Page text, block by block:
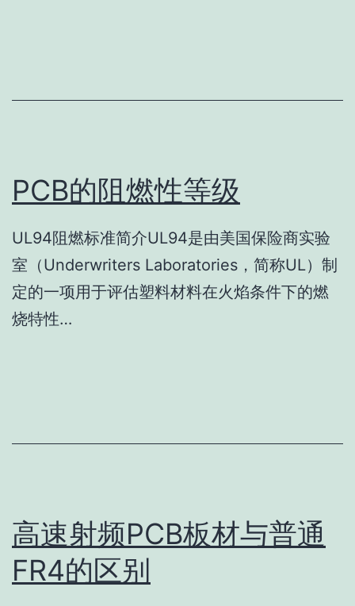
PCB的阻燃性等级
UL94阻燃标准简介UL94是由美国保险商实验
室（Underwriters Laboratories，简称UL）制
定的一项用于评估塑料材料在火焰条件下的燃
烧特性…
高速射频PCB板材与普通
FR4的区别